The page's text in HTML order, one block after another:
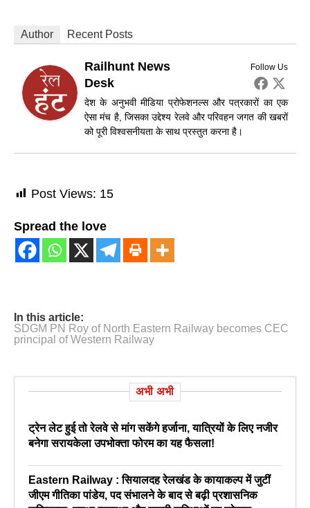
Author Recent Posts
Follow Us
Railhunt News
Desk
देश के अनुभवी मीडिया प्रोफेशनल्स और पत्रकारों का एक
ऐसा मंच है, जिसका उद्देश्य रेलवे और परिवहन जगत की खबरों
को पूरी विश्वसनीयता के साथ प्रस्तुत करना है।
Post Views: 15
Spread the love
In this article:
SDGM PN Roy of North Eastern Railway becomes CEC
principal of Western Railway
अभी अभी
ट्रेन लेट हुई तो रेलवे से मांग सकेंगे हर्जाना, यात्रियों के लिए नजीर
बनेगा सरायकेला उपभोक्ता फोरम का यह फैसला!
Eastern Railway : सियालदह रेलखंड के कायाकल्प में जुटीं
जीएम गीतिका पांडेय, पद संभालने के बाद से बढ़ी प्रशासनिक